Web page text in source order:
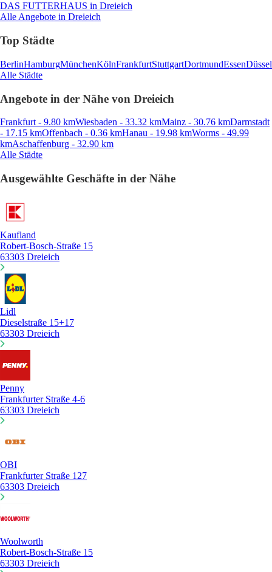
DAS FUTTERHAUS in Dreieich
Alle Angebote in Dreieich
Top Städte
BerlinHamburgMünchenKölnFrankfurtStuttgartDortmundEssen
Alle Städte
Angebote in der Nähe von Dreieich
Frankfurt - 9.80 kmWiesbaden - 33.32 kmMainz - 30.76 kmDarmstadt
- 17.15 kmOffenbach - 0.36 kmHanau - 19.98 kmWorms - 49.99
kmAschaffenburg - 32.90 km
Alle Städte
Ausgewählte Geschäfte in der Nähe
Kaufland
Robert-Bosch-Straße 15
63303 Dreieich
Lidl
Dieselstraße 15+17
63303 Dreieich
Penny
Frankfurter Straße 4-6
63303 Dreieich
OBI
Frankfurter Straße 127
63303 Dreieich
Woolworth
Robert-Bosch-Straße 15
63303 Dreieich